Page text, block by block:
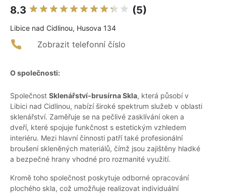
8.3 (5)
Libice nad Cidlinou, Husova 134
Zobrazit telefonní číslo
O společnosti:
Společnost Sklenářství-brusírna Skla, která působí v
Libici nad Cidlinou, nabízí široké spektrum služeb v oblasti
sklenářství. Zaměřuje se na pečlivé zasklívání oken a
dveří, které spojuje funkčnost s estetickým vzhledem
interiéru. Mezi hlavní činnosti patří také profesionální
broušení skleněných materiálů, čímž jsou zajištěny hladké
a bezpečné hrany vhodné pro rozmanité využití.
Kromě toho společnost poskytuje odborné opracování
plochého skla, což umožňuje realizovat individuální